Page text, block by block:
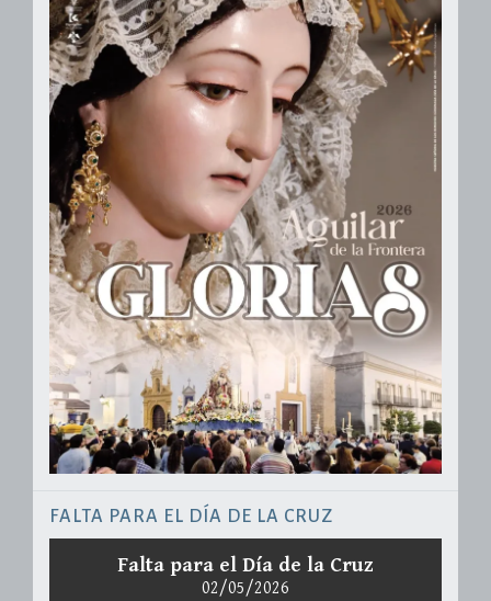
FALTA PARA EL DÍA DE LA CRUZ
Falta para el Día de la Cruz
02/05/2026